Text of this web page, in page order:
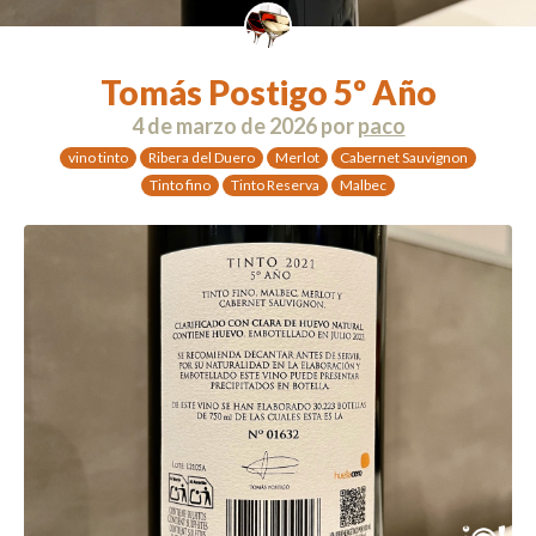
Tomás Postigo 5º Año
4 de marzo de 2026porpaco
vino tinto Ribera del Duero Merlot
Cabernet Sauvignon
Tinto fino
Tinto Reserva Malbec